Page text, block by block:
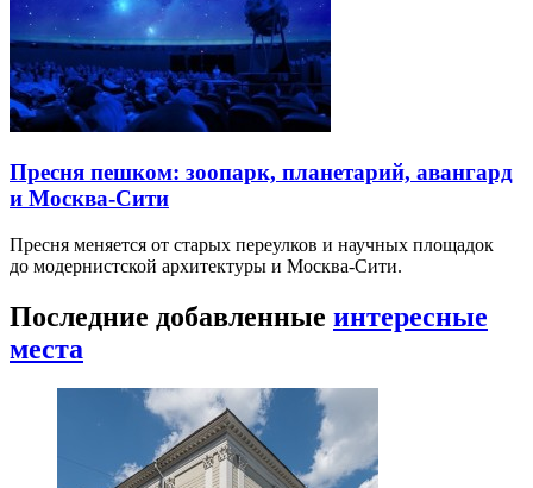
Пресня пешком: зоопарк, планетарий, авангард
и Москва-Сити
Пресня меняется от старых переулков и научных площадок
до модернистской архитектуры и Москва-Сити.
Последние добавленные интересные
места